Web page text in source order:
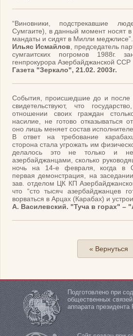
“Виновники, подстрекавшие
Сумгаите), в данный момент носят в
мандаты и сидят в Милли меджлисе”.
Ильяс Исмайлов , председатель
сумгаитских погромов 1988г.
генпрокурора Азербайджанской ССР
Газета "Зеркало", 21.02. 2003г.
События, происшедшие до и после
свидетельствуют, что
отношении своих граждан
насилие, не готово отказываться
оно лишь меняет состав
В ответ на требование
сторона стала угрожать им
делалось это не только и не
азербайджанцами, сколько
ночь на 14-е февраля, когда в
первая демонстрация, на
зав. отделом ЦК КП
что “сто тысяч азербайджанцев
ворваться в Арцах (Карабах) и
А. Василевский. "Туча в горах" –
« Вернуться
Подготовлено при
общественных
аппарата